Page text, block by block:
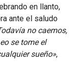
en llanto,
ante el saludo
no caemos,
se tome el
sueño»,